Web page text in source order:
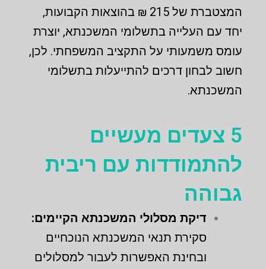
המצטברת של 215 ₪ בהוצאות הקבועות,
יחד עם העלייה בתשלומי המשכנתא, יוצרת
עומס משמעותי על התקציב המשפחתי. לכן,
חשוב לבחון דרכים להתייעלות בתשלומי
המשכנתא.
5 צעדים מעשיים
להתמודדות עם ריבית
גבוהה
דיקת מסלולי המשכנתא הקיימים:
סקירת תנאי המשכנתא הנוכחיים
ובחינת האפשרות לעבור למסלולים